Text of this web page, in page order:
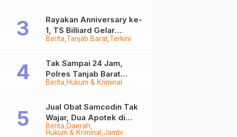
Berita Tanjab Barat Terkini
Rayakan Anniversary ke-
1, TS Billiard Gelar
Turnamen 9 Ball
Berita Hukum & Kriminal
Tak Sampai 24 Jam,
Polres Tanjab Barat
Ringkus Komplotan
Tungkal
Berita Daerah
Hukum & Kriminal Jambi
Jual Obat Samcodin Tak
Wajar, Dua Apotek di
Tanjab Barat Disegel